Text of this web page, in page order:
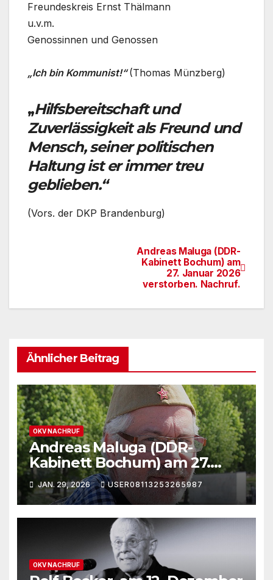
Freundeskreis Ernst Thälmann
u.v.m.
Genossinnen und Genossen
„Ich bin Kommunist!“(Thomas Münzberg)
„Hilfsbereitschaft und
Zuverlässigkeit als Freund und
Mensch, seiner politischen
Haltung ist er immer treu
geblieben.“
(Vors. der DKP Brandenburg)
Beitragsnavigation
Andreas Maluga (DDR-
Kabinett Bochum) am
27. Januar 2026
verstorben. Nachruf.
Ähnlicher Beitrag
OKV NACHRUF
Andreas Maluga (DDR-
Kabinett Bochum) am 27.
Januar 2026 verstorben.
Nachruf.
JAN. 29, 2026 USER08113253265987
OKV NACHRUF